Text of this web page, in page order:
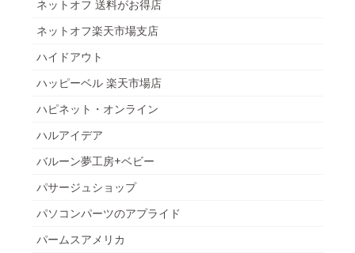
ネットオフ 送料がお得店
ネットオフ楽天市場支店
ハイドアウト
ハッピーベル 楽天市場店
ハピネット・オンライン
ハルアイデア
バルーン夢工房+ベビー
パサージュショップ
パソコンパーツのアプライド
パームスアメリカ